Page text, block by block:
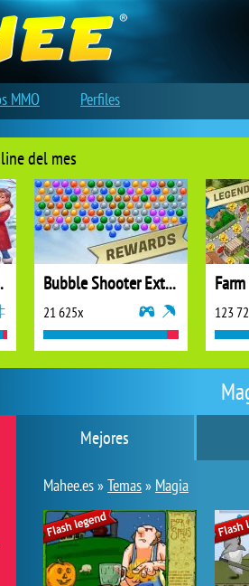
Mejores
Mahee.es »Temas» Magia
del mes
Bake Bubble Shooter Extreme
21 625x 123
MMO Perfiles